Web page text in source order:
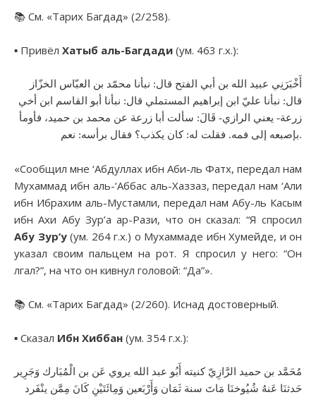
📚 См. «Тарих Багдад» (2/258).
▪︎ Привёл Хатыб аль-Багдади (ум. 463 г.х.):
أَخْبَرَنِي عبيد الله بن أبي الفتح قال: نبأنا محمّد بن العبّاس الخزّاز
قال: نبأنا عليّ ابن إبراهيم المستملي قال: نبأنا أبو القاسم ابن أخي
زرعة- يعني الرازي- قَالَ: سألت أبا زرعة عن محمد بن حميد، فأومأ
بإصبعه إلى فمه. فقلت له: كان يكذب؟ فقال برأسه: نعم.
«Сообщил мне ‘Абдуллах ибн Аби-ль Фатх, передал нам
Мухаммад ибн аль-‘Аббас аль-Хаззаз, передал нам ‘Али
ибн Ибрахим аль-Мустамли, передал нам Абу-ль Касым
ибн Ахи Абу Зур’а ар-Рази, что он сказал: “Я спросил
Абу Зур’у(ум. 264 г.х.) о Мухаммаде ибн Хумейде, и он
указал своим пальцем на рот. Я спросил у него: “Он
лгал?”, на что он кивнул головой: “Да”».
📚 См. «Тарих Багдад» (2/260). Иснад достоверный.
▪︎ Сказал Ибн Хиббан (ум. 354 г.х.):
مُحَمَّد بن حميد الرَّازِيّ كنيته أَبُو عبد الله يروي عَن بن الْمُبَارك وَجَرِير
حَدثنَا عَنهُ شُيُوخنَا مَاتَ سنة ثَمَان وَأَرْبَعين وَمِائَتَيْنِ كَانَ مِمَّن ينْفَرد